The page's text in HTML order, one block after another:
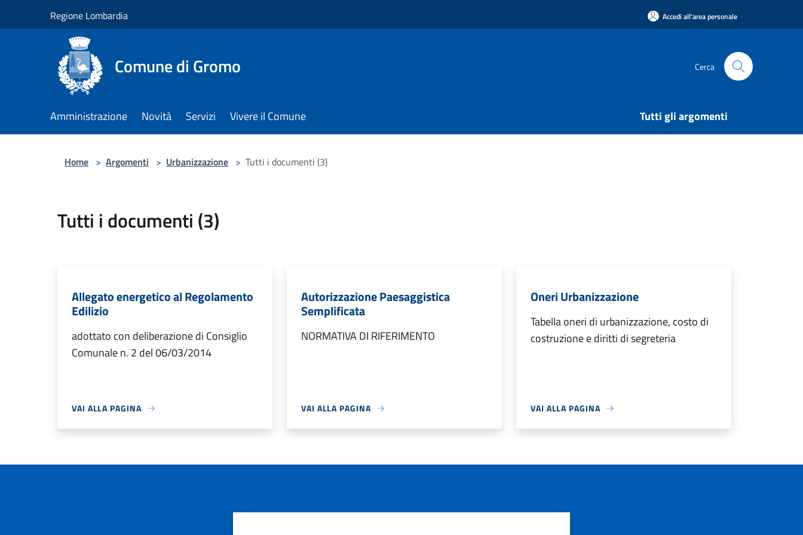
Regione Lombardia Accedi all'area personale
Comune di Gromo Cerca
Amministrazione Novità Servizi Vivere il Comune Tutti gli argomenti
Home > Argomenti > Urbanizzazione > Tutti i documenti (3)
Tutti i documenti (3)
Allegato energetico al Regolamento
Edilizio
adottato con deliberazione di Consiglio
Comunale n. 2 del 06/03/2014
VAI ALLA PAGINA
Autorizzazione Paesaggistica
Semplificata
NORMATIVA DI RIFERIMENTO
VAI ALLA PAGINA
Oneri Urbanizzazione
Tabella oneri di urbanizzazione, costo di
costruzione e diritti di segreteria
VAI ALLA PAGINA